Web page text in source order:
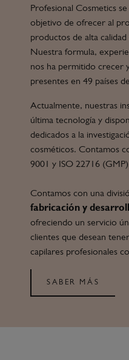
Profesional Cosmetics
objetivo de ofrecer al
productos de alta
Nuestra formula,
nos ha permitido crecer
presentes en 49 países
Actualmente, nuestras
última tecnología y
dedicados a la
cosméticos. Contamos
9001 y ISO 22716
Contamos con una
fabricación y
ofreciendo un servicio
clientes que desean
capilares profesionales
SABER MÁS